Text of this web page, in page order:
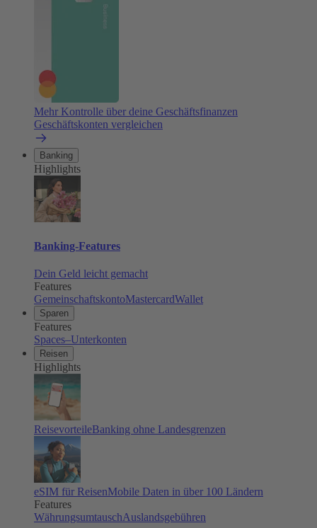
Mehr Kontrolle über deine Geschäftsfinanzen
Geschäftskonten vergleichen
Banking
Highlights
Banking-Features
Dein Geld leicht gemacht
Features
GemeinschaftskontoMastercardWallet
Sparen
Features
Spaces–Unterkonten
Reisen
Highlights
ReisevorteileBanking ohne Landesgrenzen
eSIM für ReisenMobile Daten in über 100 Ländern
Features
WährungsumtauschAuslandsgebühren